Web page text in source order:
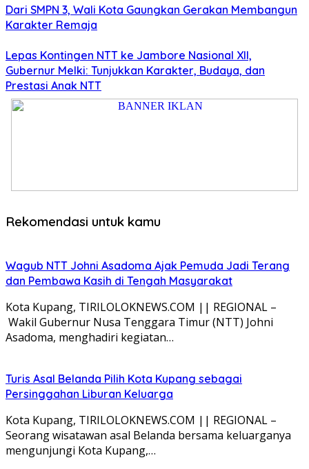
Dari SMPN 3, Wali Kota Gaungkan Gerakan Membangun
Karakter Remaja
Lepas Kontingen NTT ke Jambore Nasional XII,
Gubernur Melki: Tunjukkan Karakter, Budaya, dan
Prestasi Anak NTT
Rekomendasi untuk kamu
Wagub NTT Johni Asadoma Ajak Pemuda Jadi Terang
dan Pembawa Kasih di Tengah Masyarakat
Kota Kupang, TIRILOLOKNEWS.COM || REGIONAL –
Wakil Gubernur Nusa Tenggara Timur (NTT) Johni
Asadoma, menghadiri kegiatan…
Turis Asal Belanda Pilih Kota Kupang sebagai
Persinggahan Liburan Keluarga
Kota Kupang, TIRILOLOKNEWS.COM || REGIONAL –
Seorang wisatawan asal Belanda bersama keluarganya
mengunjungi Kota Kupang,…